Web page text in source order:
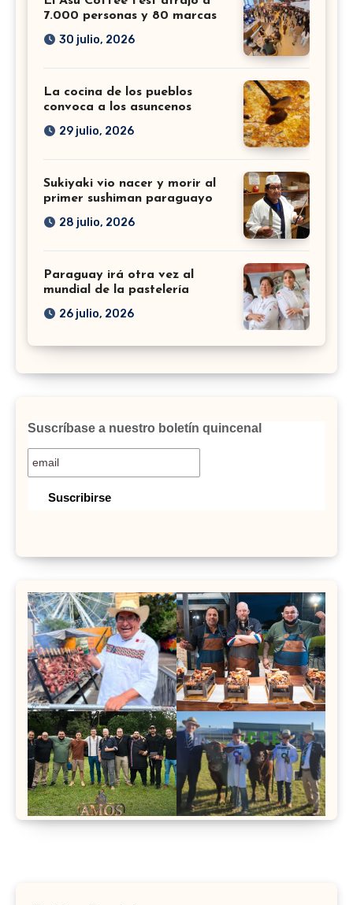
7.000 personas y 80 marcas
30 julio, 2026
La cocina de los pueblos
convoca a los asuncenos
29 julio, 2026
Sukiyaki vio nacer y morir al
primer sushiman paraguayo
28 julio, 2026
Paraguay irá otra vez al
mundial de la pastelería
26 julio, 2026
Suscríbase a nuestro boletín quincenal